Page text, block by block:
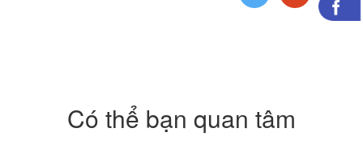
Có thể bạn quan tâm